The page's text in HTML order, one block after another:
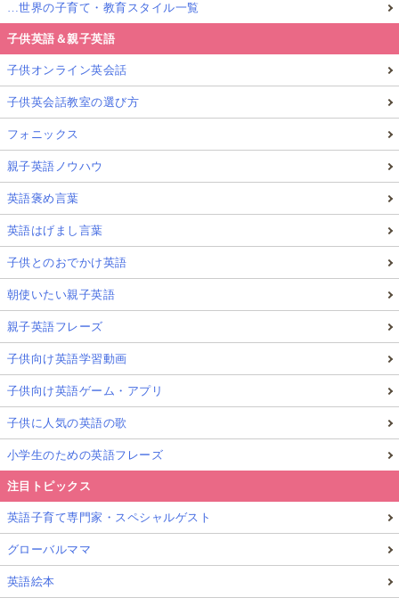
…世界の子育て・教育スタイル一覧
子供英語＆親子英語
子供オンライン英会話
子供英会話教室の選び方
フォニックス
親子英語ノウハウ
英語褒め言葉
英語はげまし言葉
子供とのおでかけ英語
朝使いたい親子英語
親子英語フレーズ
子供向け英語学習動画
子供向け英語ゲーム・アプリ
子供に人気の英語の歌
小学生のための英語フレーズ
注目トピックス
英語子育て専門家・スペシャルゲスト
グローバルママ
英語絵本